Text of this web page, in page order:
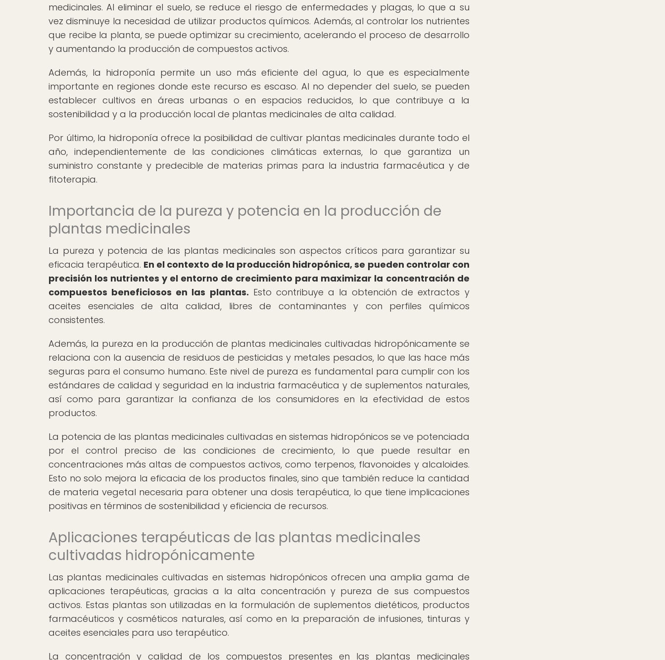
medicinales. Al eliminar el suelo, se reduce el riesgo de enfermedades y plagas, lo que a su
vez disminuye la necesidad de utilizar productos químicos. Además, al controlar los nutrientes
que recibe la planta, se puede optimizar su crecimiento, acelerando el proceso de desarrollo
y aumentando la producción de compuestos activos.
Además, la hidroponía permite un uso más eficiente del agua, lo que es especialmente
importante en regiones donde este recurso es escaso. Al no depender del suelo, se pueden
establecer cultivos en áreas urbanas o en espacios reducidos, lo que contribuye a la
sostenibilidad y a la producción local de plantas medicinales de alta calidad.
Por último, la hidroponía ofrece la posibilidad de cultivar plantas medicinales durante todo el
año, independientemente de las condiciones climáticas externas, lo que garantiza un
suministro constante y predecible de materias primas para la industria farmacéutica y de
fitoterapia.
Importancia de la pureza y potencia en la producción de
plantas medicinales
La pureza y potencia de las plantas medicinales son aspectos críticos para garantizar su
eficacia terapéutica. En el contexto de la producción hidropónica, se pueden controlar con
precisión los nutrientes y el entorno de crecimiento para maximizar la concentración de
compuestos beneficiosos en las plantas. Esto contribuye a la obtención de extractos y
aceites esenciales de alta calidad, libres de contaminantes y con perfiles químicos
consistentes.
Además, la pureza en la producción de plantas medicinales cultivadas hidropónicamente se
relaciona con la ausencia de residuos de pesticidas y metales pesados, lo que las hace más
seguras para el consumo humano. Este nivel de pureza es fundamental para cumplir con los
estándares de calidad y seguridad en la industria farmacéutica y de suplementos naturales,
así como para garantizar la confianza de los consumidores en la efectividad de estos
productos.
La potencia de las plantas medicinales cultivadas en sistemas hidropónicos se ve potenciada
por el control preciso de las condiciones de crecimiento, lo que puede resultar en
concentraciones más altas de compuestos activos, como terpenos, flavonoides y alcaloides.
Esto no solo mejora la eficacia de los productos finales, sino que también reduce la cantidad
de materia vegetal necesaria para obtener una dosis terapéutica, lo que tiene implicaciones
positivas en términos de sostenibilidad y eficiencia de recursos.
Aplicaciones terapéuticas de las plantas medicinales
cultivadas hidropónicamente
Las plantas medicinales cultivadas en sistemas hidropónicos ofrecen una amplia gama de
aplicaciones terapéuticas, gracias a la alta concentración y pureza de sus compuestos
activos. Estas plantas son utilizadas en la formulación de suplementos dietéticos, productos
farmacéuticos y cosméticos naturales, así como en la preparación de infusiones, tinturas y
aceites esenciales para uso terapéutico.
La concentración y calidad de los compuestos presentes en las plantas medicinales